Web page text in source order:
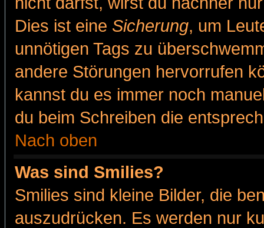
Dies ist eine Sicherung, um
unnötigen Tags zu
andere Störungen hervorrufen
kannst du es immer noch
du beim Schreiben die
Nach oben
Was sind Smilies?
Smilies sind kleine Bilder, die
auszudrücken. Es werden nur